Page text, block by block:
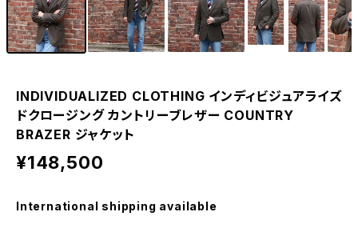
INDIVIDUALIZED CLOTHING インディビジュアライズ
ドクロージング カントリーブレザー COUNTRY
BRAZER ジャケット
¥148,500
International shipping available